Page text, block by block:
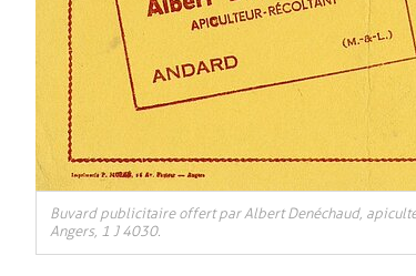
Buvard publicitaire offert par Albert Denéchaud,
Angers, 1 J 4030.